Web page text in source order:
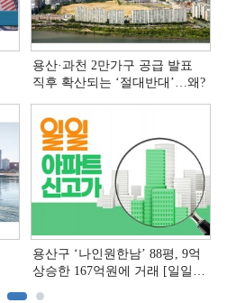
용산·과천 2만가구 공급 발표
직후 확산되는 ‘절대반대’…왜?
용산구 ‘나인원한남’ 88평, 9억
상승한 167억원에 거래 [일일